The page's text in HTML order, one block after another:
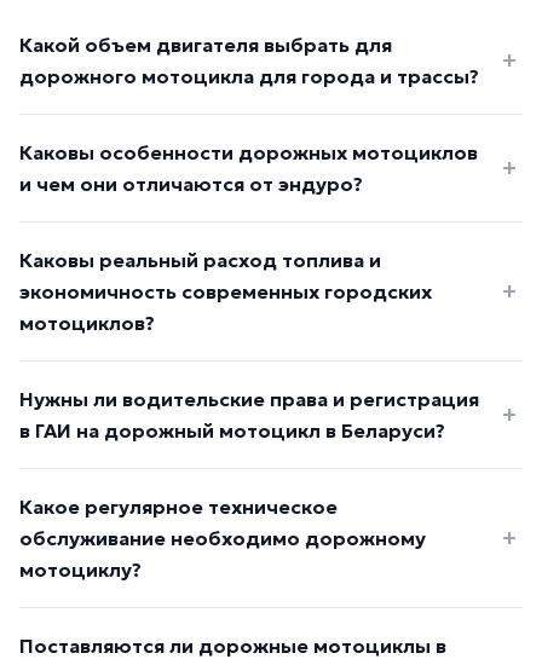
Какой объем двигателя выбрать для
дорожного мотоцикла для города и трассы?
Каковы особенности дорожных мотоциклов
и чем они отличаются от эндуро?
Каковы реальный расход топлива и
экономичность современных городских
мотоциклов?
Нужны ли водительские права и регистрация
в ГАИ на дорожный мотоцикл в Беларуси?
Какое регулярное техническое
обслуживание необходимо дорожному
мотоциклу?
Поставляются ли дорожные мотоциклы в